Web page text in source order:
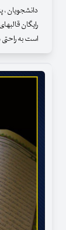
دانشجویان ،
رایگان
است به راحتی